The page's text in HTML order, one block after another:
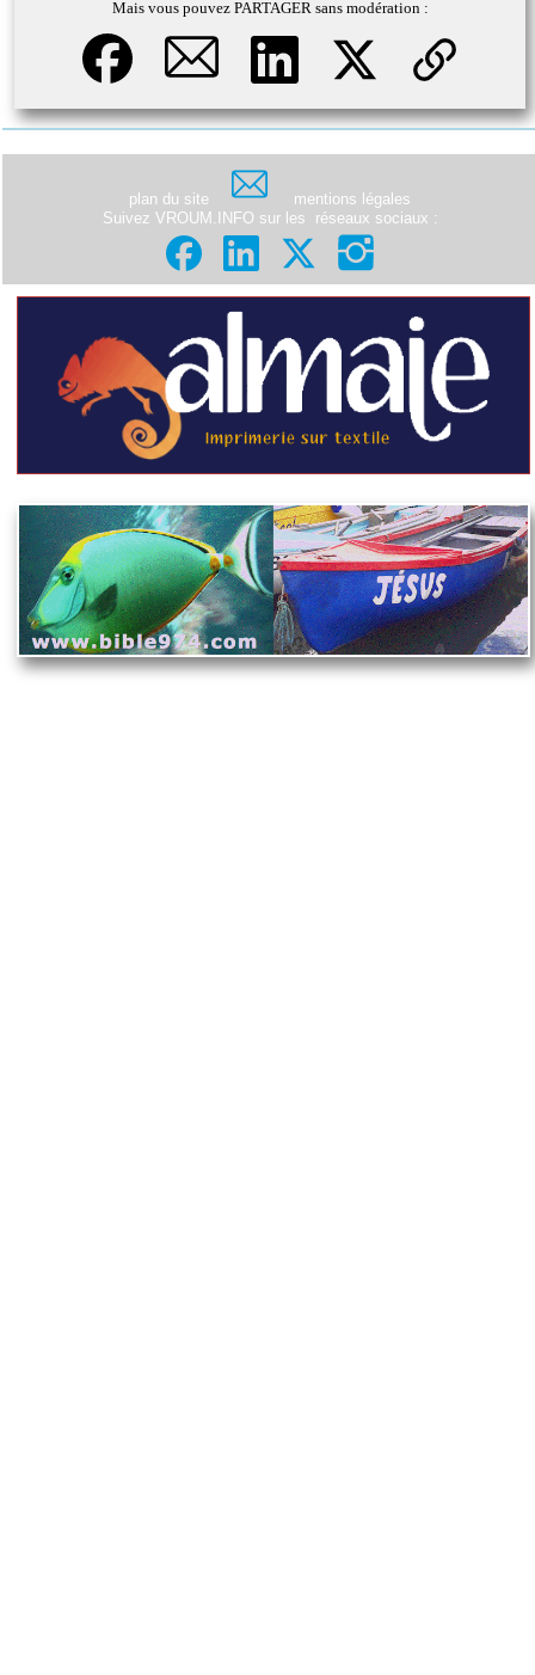
Mais vous pouvez PARTAGER sans modération :
plan du site
mentions légales
Suivez VROUM.INFO sur les
réseaux sociaux :